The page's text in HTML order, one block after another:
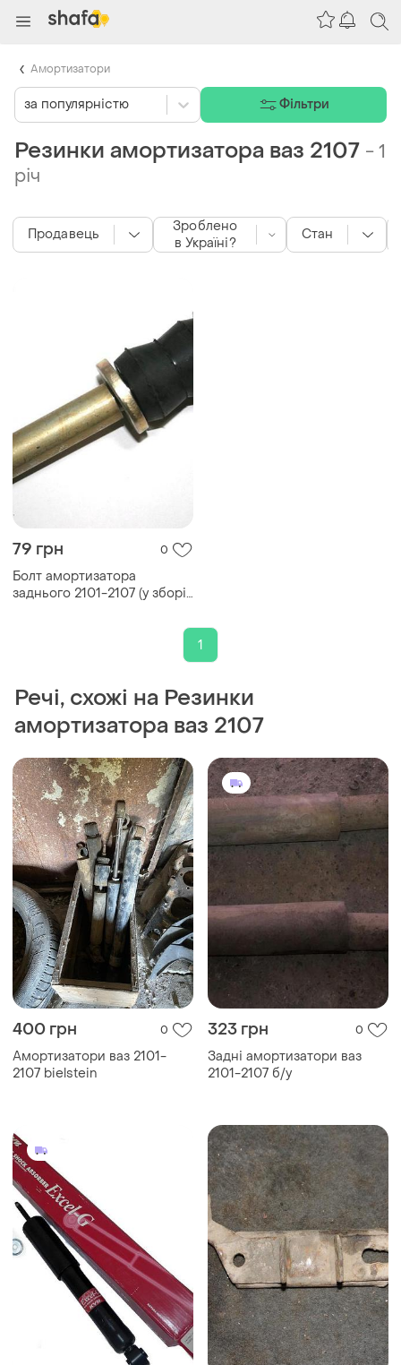
Резинки амортизатора ваз 2107 -1
річ
79 грн 0
Болт амортизатора
заднього 2101-2107 (у зборі
1
Речі, схожі на Резинки
амортизатора ваз 2107
400 грн 0
Амортизатори ваз 2101-
2107 bielstein
323 грн 0
Задні амортизатори ваз
2101-2107 б/у
Продавець
Зроблено
в Україні?
Стан
за популярністю Фільтри
Амортизатори